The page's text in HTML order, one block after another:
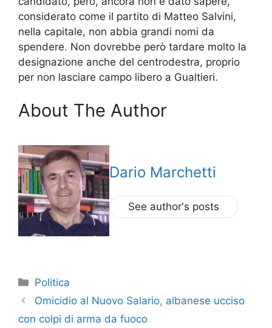
considerato come il partito di Matteo Salvini,
nella capitale, non abbia grandi nomi da
spendere. Non dovrebbe però tardare molto la
designazione anche del centrodestra, proprio
per non lasciare campo libero a Gualtieri.
About The Author
Dario Marchetti
See author's posts
Categorie
Politica
Omicidio al Nuovo Salario, albanese ucciso
con colpi di arma da fuoco